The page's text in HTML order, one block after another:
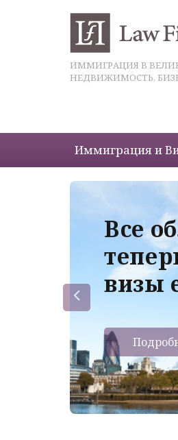
ИММИГРАЦИЯ В
НЕДВИЖИМОСТЬ,
Иммиграция и
Все
визы